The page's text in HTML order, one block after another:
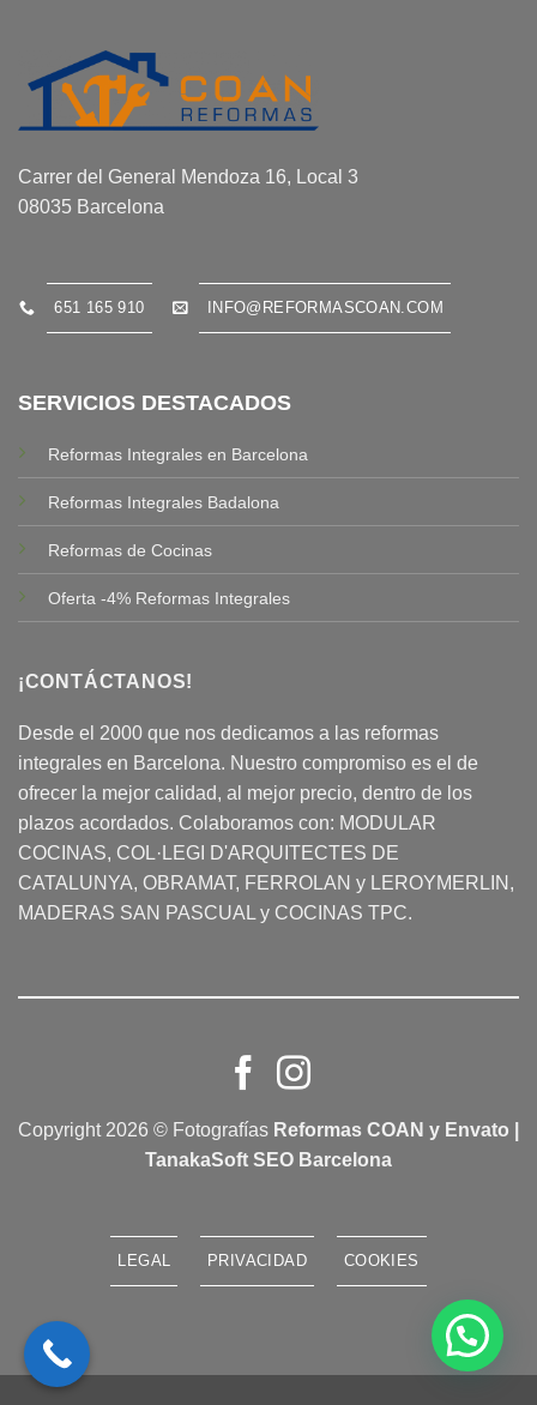
Carrer del General Mendoza 16, Local 3
08035 Barcelona
651 165 910 INFO@REFORMASCOAN.COM
SERVICIOS DESTACADOS
Reformas Integrales en Barcelona
Reformas Integrales Badalona
Reformas de Cocinas
Oferta -4% Reformas Integrales
¡CONTÁCTANOS!
Desde el 2000 que nos dedicamos a las reformas
integrales en Barcelona. Nuestro compromiso es el de
ofrecer la mejor calidad, al mejor precio, dentro de los
plazos acordados. Colaboramos con: MODULAR
COCINAS, COL·LEGI D'ARQUITECTES DE
CATALUNYA, OBRAMAT, FERROLAN y LEROYMERLIN,
MADERAS SAN PASCUAL y COCINAS TPC.
Copyright 2026 © Fotografías Reformas COAN y Envato |
TanakaSoft SEO Barcelona
LEGAL PRIVACIDAD COOKIES